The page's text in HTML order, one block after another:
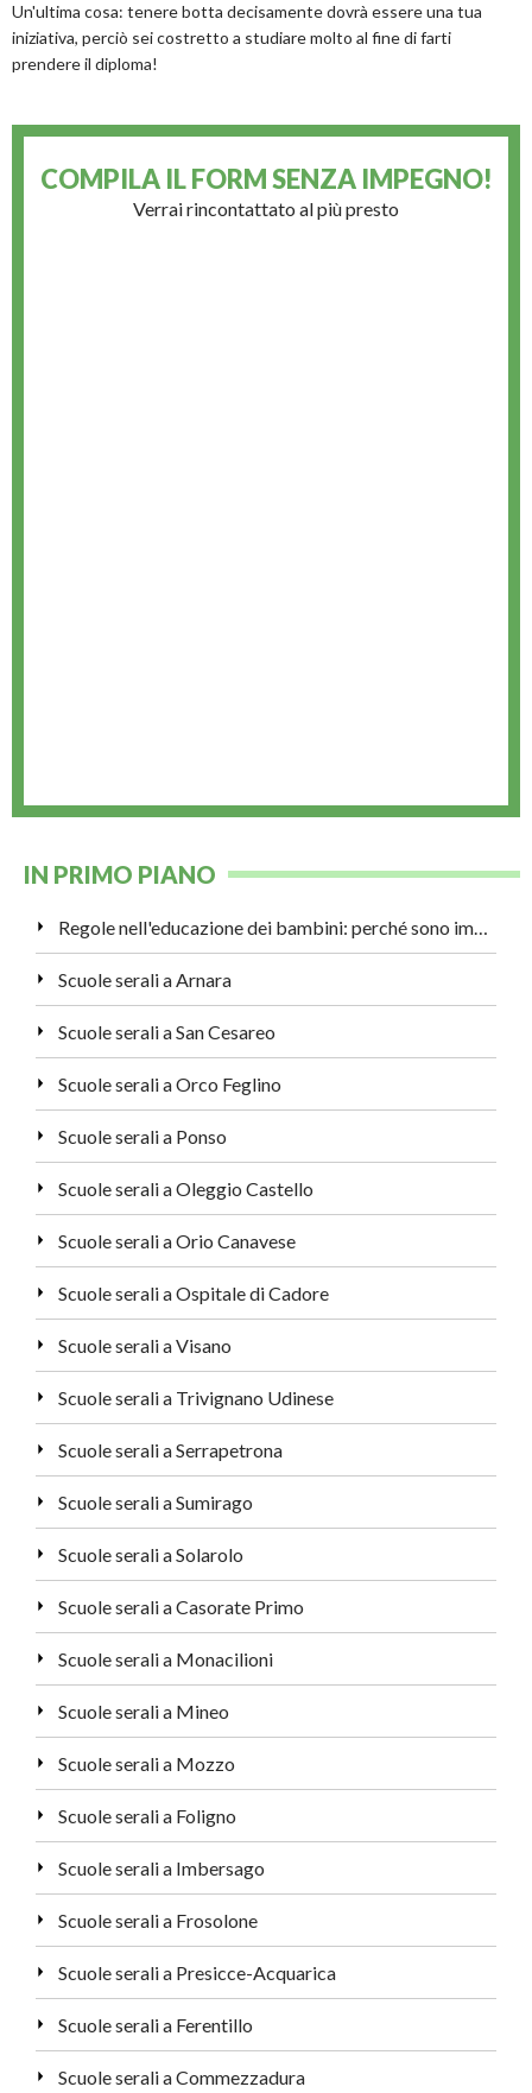
Un'ultima cosa: tenere botta decisamente dovrà essere una tua
iniziativa, perciò sei costretto a studiare molto al fine di farti
prendere il diploma!
COMPILA IL FORMSENZA IMPEGNO!
Verrai rincontattato al più presto
IN PRIMO PIANO
Regole nell'educazione dei bambini: perché sono importanti?
Scuole serali a Arnara
Scuole serali a San Cesareo
Scuole serali a Orco Feglino
Scuole serali a Ponso
Scuole serali a Oleggio Castello
Scuole serali a Orio Canavese
Scuole serali a Ospitale di Cadore
Scuole serali a Visano
Scuole serali a Trivignano Udinese
Scuole serali a Serrapetrona
Scuole serali a Sumirago
Scuole serali a Solarolo
Scuole serali a Casorate Primo
Scuole serali a Monacilioni
Scuole serali a Mineo
Scuole serali a Mozzo
Scuole serali a Foligno
Scuole serali a Imbersago
Scuole serali a Frosolone
Scuole serali a Presicce-Acquarica
Scuole serali a Ferentillo
Scuole serali a Commezzadura